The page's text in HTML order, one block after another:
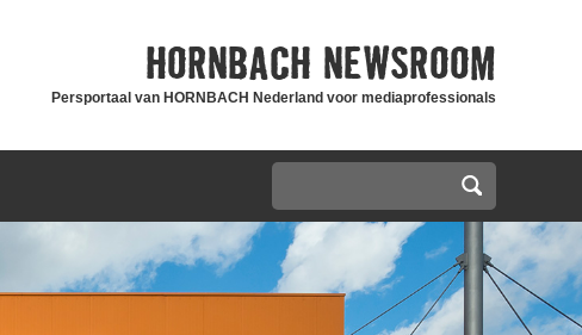
HORNBACH NEWSROOM
Persportaal van HORNBACH Nederland voor mediaprofessionals